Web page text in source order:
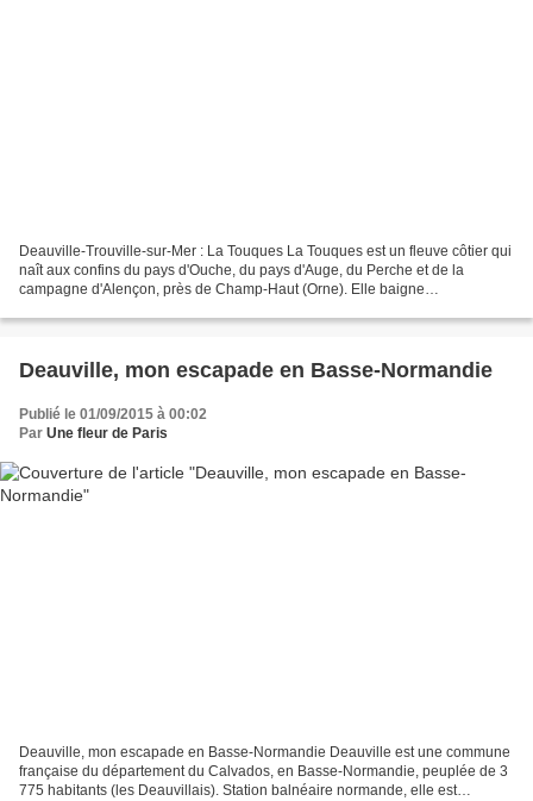
Deauville-Trouville-sur-Mer : La Touques La Touques est un fleuve côtier qui
naît aux confins du pays d'Ouche, du pays d'Auge, du Perche et de la
campagne d'Alençon, près de Champ-Haut (Orne). Elle baigne
Deauville, mon escapade en Basse-Normandie
Publié le 01/09/2015 à 00:02
Par Une fleur de Paris
Deauville, mon escapade en Basse-Normandie Deauville est une commune
française du département du Calvados, en Basse-Normandie, peuplée de 3
775 habitants (les Deauvillais). Station balnéaire normande, elle est